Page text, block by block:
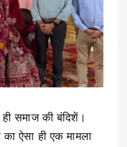
समाज की बंदिशें।
ऐसा ही एक मामला